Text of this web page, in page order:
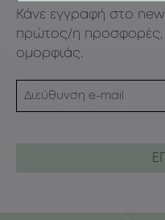
Κάνε εγγραφή στο
πρώτος/η προσφορές,
ομορφιάς.